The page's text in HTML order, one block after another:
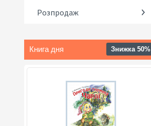
Розпродаж
Книга дня Знижка 50%